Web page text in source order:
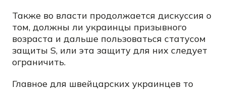
Также во власти продолжается дискуссия о
том, должны ли украинцы призывного
возраста и дальше пользоваться статусом
защиты S, или эта защиту для них следует
ограничить.
Главное для швейцарских украинцев то